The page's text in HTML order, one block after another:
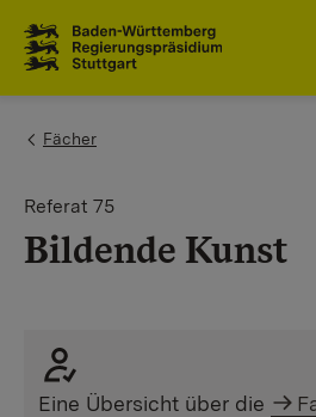
You are here:
Fächer
Referat 75
Bildende Kunst
Eine Übersicht über die